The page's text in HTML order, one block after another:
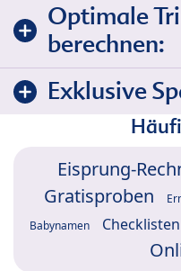
Optimale
berechnen:
Exklusive
Eisprung-
Gratisproben
Babynamen